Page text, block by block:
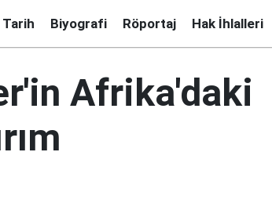
Tarih Biyografi Röportaj Hak İhlalleri
Afrika'daki